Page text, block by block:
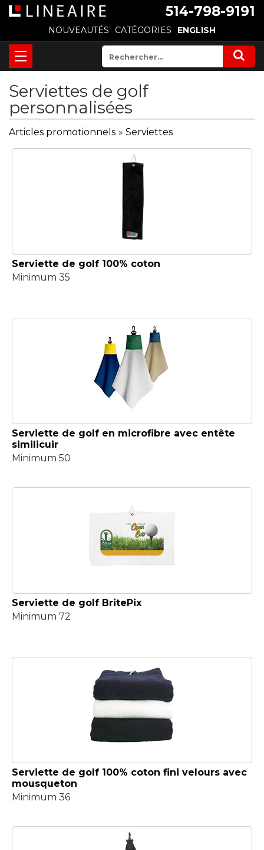
514-798-9191
NOUVEAUTÉS CATÉGORIES ENGLISH
Serviettes de golf
personnalisées
Articles promotionnels » Serviettes
Serviette de golf 100% coton
Minimum 35
Serviette de golf en microfibre avec entête
similicuir
Minimum 50
Serviette de golf BritePix
Minimum 72
Serviette de golf 100% coton fini velours avec
mousqueton
Minimum 36